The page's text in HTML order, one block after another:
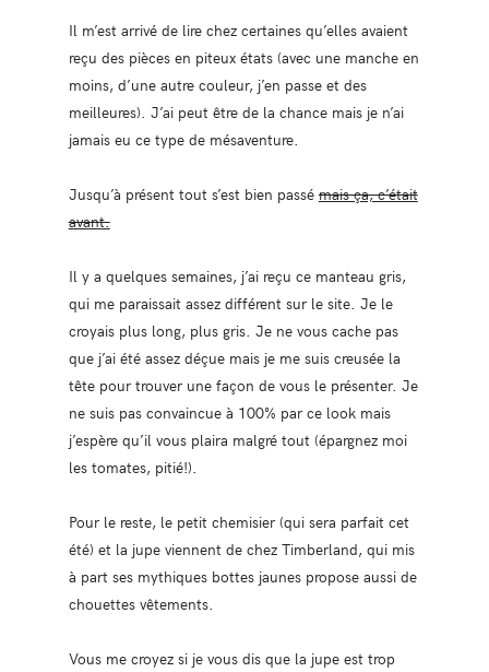
Il m’est arrivé de lire chez certaines qu’elles avaient
reçu des pièces en piteux états (avec une manche en
moins, d’une autre couleur, j’en passe et des
meilleures). J’ai peut être de la chance mais je n’ai
jamais eu ce type de mésaventure.
Jusqu’à présent tout s’est bien passémais ça, c’était
avant.
Il y a quelques semaines, j’ai reçu ce manteau gris,
qui me paraissait assez différent sur le site. Je le
croyais plus long, plus gris. Je ne vous cache pas
que j’ai été assez déçue mais je me suis creusée la
tête pour trouver une façon de vous le présenter. Je
ne suis pas convaincue à 100% par ce look mais
j’espère qu’il vous plaira malgré tout (épargnez moi
les tomates, pitié!).
Pour le reste, le petit chemisier (qui sera parfait cet
été) et la jupe viennent de chez Timberland, qui mis
à part ses mythiques bottes jaunes propose aussi de
chouettes vêtements.
Vous me croyez si je vous dis que la jupe est trop